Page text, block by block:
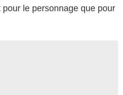
le personnage que pour